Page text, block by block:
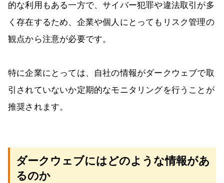
的な利用もある一方で、サイバー犯罪や違法取引が多
く存在するため、企業や個人にとってもリスク管理の
観点から注意が必要です。
特に企業にとっては、自社の情報がダークウェブで取
引されていないか定期的なモニタリングを行うことが
推奨されます。
ダークウェブにはどのような情報があ
るのか